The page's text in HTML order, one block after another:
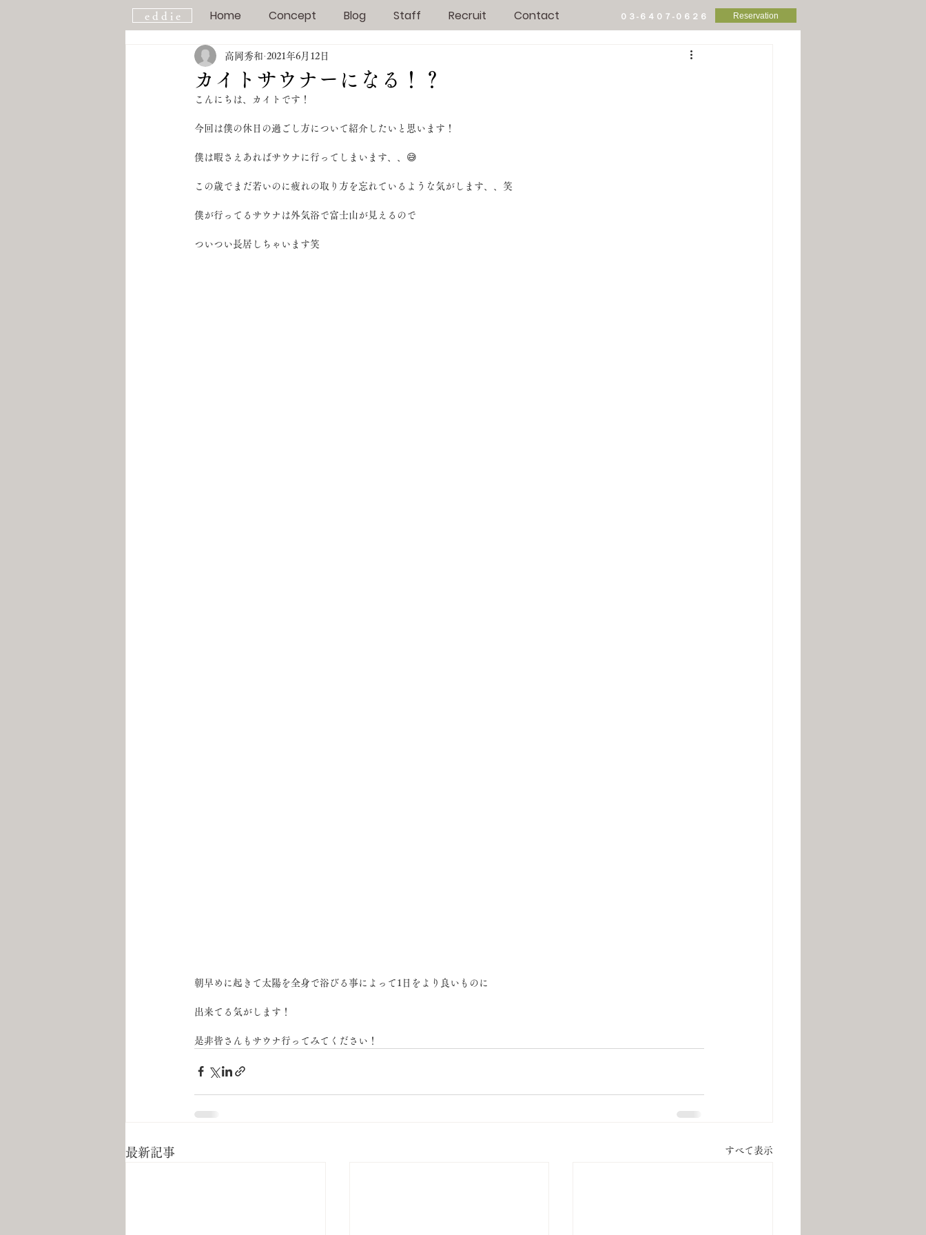
e d d i e Home Concept Blog Staff Recruit Contact ０３-６４０７-０６２６ Reservation
カイトサウナーになる！？
高岡秀和 2021年6月12日
こんにちは、カイトです！
今回は僕の休日の過ごし方について紹介したいと思います！
僕は暇さえあればサウナに行ってしまいます、、😅
この歳でまだ若いのに疲れの取り方を忘れているような気がします、、笑
僕が行ってるサウナは外気浴で富士山が見えるので
ついつい長居しちゃいます笑
朝早めに起きて太陽を全身で浴びる事によって1日をより良いものに
出来てる気がします！
是非皆さんもサウナ行ってみてください！
最新記事 すべて表示